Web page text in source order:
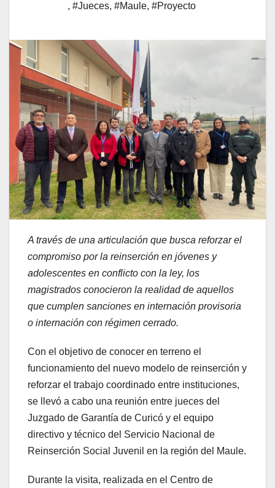
, #Jueces, #Maule, #Proyecto
A través de una articulación que busca reforzar el
compromiso por la reinserción en jóvenes y
adolescentes en conflicto con la ley, los
magistrados conocieron la realidad de aquellos
que cumplen sanciones en internación provisoria
o internación con régimen cerrado.
Con el objetivo de conocer en terreno el
funcionamiento del nuevo modelo de reinserción y
reforzar el trabajo coordinado entre instituciones,
se llevó a cabo una reunión entre jueces del
Juzgado de Garantía de Curicó y el equipo
directivo y técnico del Servicio Nacional de
Reinserción Social Juvenil en la región del Maule.
Durante la visita, realizada en el Centro de